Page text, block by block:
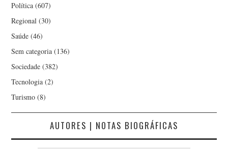
Política (607)
Regional (30)
Saúde (46)
Sem categoria (136)
Sociedade (382)
Tecnologia (2)
Turismo (8)
AUTORES | NOTAS BIOGRÁFICAS